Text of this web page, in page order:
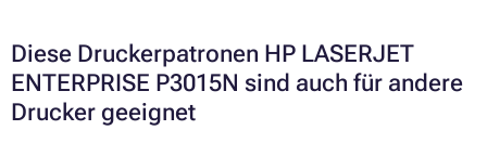
Diese Druckerpatronen HP LASERJET
ENTERPRISE P3015N sind auch für andere
Drucker geeignet